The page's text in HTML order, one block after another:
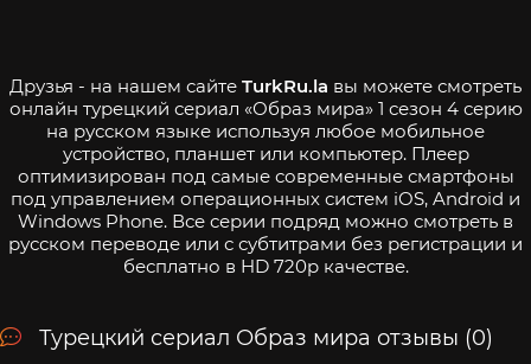
Друзья - на нашем сайте TurkRu.la вы можете смотреть
онлайн турецкий сериал «Образ мира» 1 сезон 4 серию
на русском языке используя любое мобильное
устройство, планшет или компьютер. Плеер
оптимизирован под самые современные смартфоны
под управлением операционных систем iOS, Android и
Windows Phone. Все серии подряд можно смотреть в
русском переводе или с субтитрами без регистрации и
бесплатно в HD 720p качестве.
Турецкий сериал Образ мира отзывы (0)